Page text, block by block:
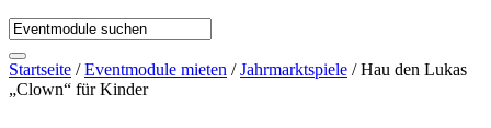
Startseite /Eventmodule mieten /Jahrmarktspiele / Hau den Lukas
„Clown“ für Kinder